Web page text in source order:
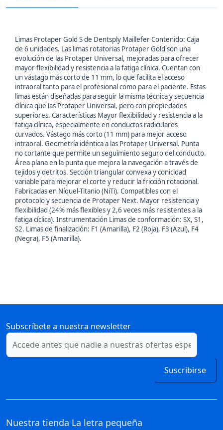
Limas Protaper Gold S de Dentsply Maillefer Contenido: Caja
de 6 unidades. Las limas rotatorias Protaper Gold son una
evolución de las Protaper Universal, mejoradas para ofrecer
mayor flexibilidad y resistencia a la fatiga clínica. Cuentan con
un vástago más corto de 11 mm, lo que facilita el acceso
intraoral tanto para el profesional como para el paciente. Estas
limas están diseñadas para seguir la misma técnica y secuencia
clínica que las Protaper Universal, pero con propiedades
superiores. Características Mayor flexibilidad y resistencia a la
fatiga clínica, especialmente en conductos radiculares
curvados. Vástago más corto (11 mm) para mejor acceso
intraoral. Geometría idéntica a las Protaper Universal. Punta
no cortante que permite un seguimiento seguro del conducto.
Área plana en la punta que mejora la navegación a través de
tejidos y detritos. Sección triangular convexa y conicidad
variable para mejorar el corte y reducir la fricción rotacional.
Fabricadas en Níquel-Titanio (NiTi). Compatibles con el
protocolo y secuencia de Protaper Next. Mayor resistencia y
flexibilidad (24% más flexibles y 2,6 veces más resistentes a la
fatiga cíclica). Instrumentación Limas de conformación: SX, S1,
S2. Limas de finalización: F1 (Amarilla), F2 (Roja), F3 (Azul), F4
(Negra), F5 (Amarilla).
Subscríbete a nuestra newsletter
Suscribirse
Nuestra tienda La letra pequeña